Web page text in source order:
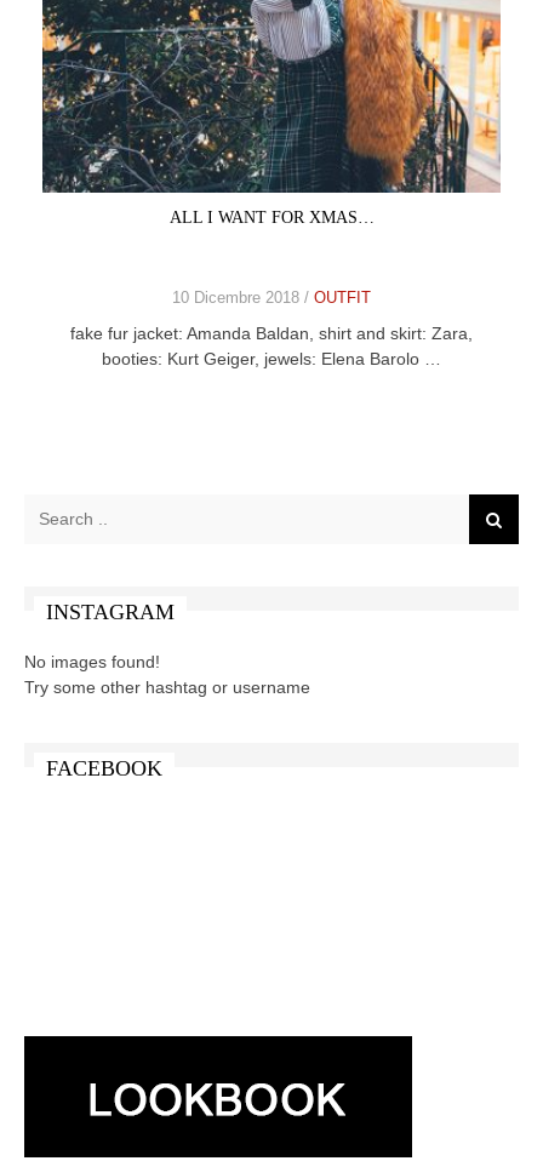
ALL I WANT FOR XMAS…
10 Dicembre 2018 / OUTFIT
fake fur jacket: Amanda Baldan, shirt and skirt: Zara,
booties: Kurt Geiger, jewels: Elena Barolo …
INSTAGRAM
No images found!
Try some other hashtag or username
FACEBOOK